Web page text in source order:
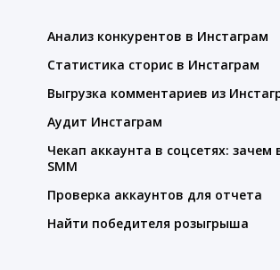
Анализ конкурентов в Инстаграм
Статистика сторис в Инстаграм
Выгрузка комментариев из
Аудит Инстаграм
Чекап аккаунта в соцсетях: зачем
SMM
Проверка аккаунтов для отчета
Найти победителя розыгрыша